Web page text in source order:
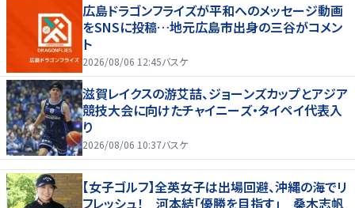
広島ドラゴンフライズが平和へのメッセージ動画
をSNSに投稿…地元広島市出身の三谷がコメン
ト
2026/08/06 12:45バスケ
滋賀レイクスの游艾喆、ジョーンズカップとアジア
競技大会に向けたチャイニーズ・タイペイ代表入
り
2026/08/06 10:37バスケ
【女子ゴルフ】全英女子は出場回避、沖縄の海でリ
フレッシュ！ 河本結「優勝を目指す」 桑木志帆